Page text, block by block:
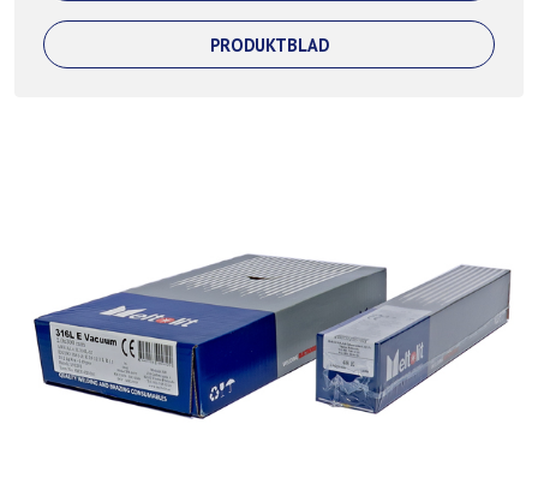
PRODUKTBLAD